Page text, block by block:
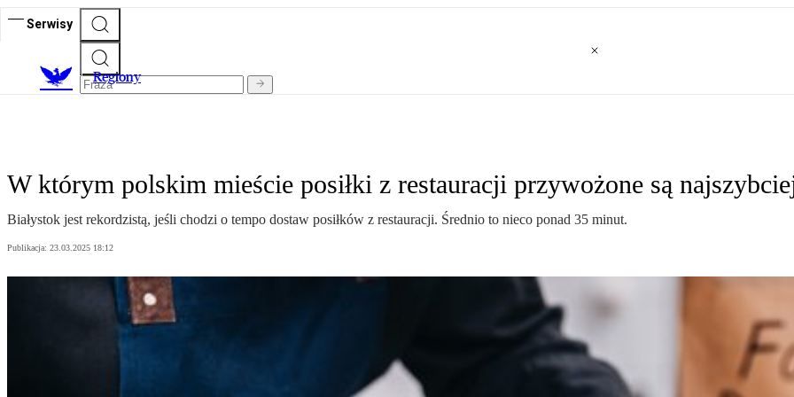
Serwisy
Regiony
W którym polskim mieście posiłki z restauracji przywożone są
Białystok jest rekordzistą, jeśli chodzi o tempo dostaw posiłków z restauracji. Średnio to nieco ponad 35 minut.
Publikacja: 23.03.2025 18:12